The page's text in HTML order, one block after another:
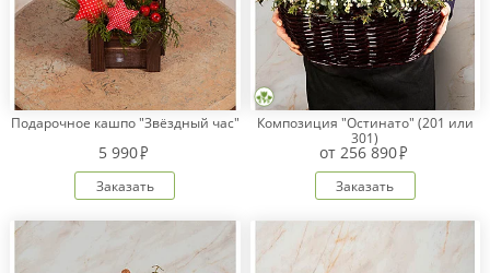
Подарочное кашпо "Звёздный час"
5 990
Заказать
Композиция "Остинато" (201 или
301)
от256 890
Заказать